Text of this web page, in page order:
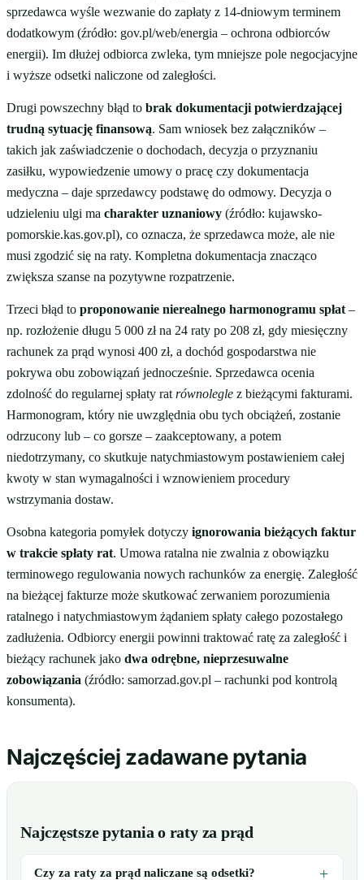
sprzedawca wyśle wezwanie do zapłaty z 14-dniowym terminem
dodatkowym (źródło: gov.pl/web/energia – ochrona odbiorców
energii). Im dłużej odbiorca zwleka, tym mniejsze pole negocjacyjne
i wyższe odsetki naliczone od zaległości.
Drugi powszechny błąd to brak dokumentacji potwierdzającej
trudną sytuację finansową. Sam wniosek bez załączników –
takich jak zaświadczenie o dochodach, decyzja o przyznaniu
zasiłku, wypowiedzenie umowy o pracę czy dokumentacja
medyczna – daje sprzedawcy podstawę do odmowy. Decyzja o
udzieleniu ulgi ma charakter uznaniowy (źródło: kujawsko-
pomorskie.kas.gov.pl), co oznacza, że sprzedawca może, ale nie
musi zgodzić się na raty. Kompletna dokumentacja znacząco
zwiększa szanse na pozytywne rozpatrzenie.
Trzeci błąd to proponowanie nierealnego harmonogramu spłat –
np. rozłożenie długu 5 000 zł na 24 raty po 208 zł, gdy miesięczny
rachunek za prąd wynosi 400 zł, a dochód gospodarstwa nie
pokrywa obu zobowiązań jednocześnie. Sprzedawca ocenia
zdolność do regularnej spłaty rat równolegle z bieżącymi fakturami.
Harmonogram, który nie uwzględnia obu tych obciążeń, zostanie
odrzucony lub – co gorsze – zaakceptowany, a potem
niedotrzymany, co skutkuje natychmiastowym postawieniem całej
kwoty w stan wymagalności i wznowieniem procedury
wstrzymania dostaw.
Osobna kategoria pomyłek dotyczy ignorowania bieżących faktur
w trakcie spłaty rat. Umowa ratalna nie zwalnia z obowiązku
terminowego regulowania nowych rachunków za energię. Zaległość
na bieżącej fakturze może skutkować zerwaniem porozumienia
ratalnego i natychmiastowym żądaniem spłaty całego pozostałego
zadłużenia. Odbiorcy energii powinni traktować ratę za zaległość i
bieżący rachunek jako dwa odrębne, nieprzesuwalne
zobowiązania (źródło: samorzad.gov.pl – rachunki pod kontrolą
konsumenta).
Najczęściej zadawane pytania
Najczęstsze pytania o raty za prąd
Czy za raty za prąd naliczane są odsetki?